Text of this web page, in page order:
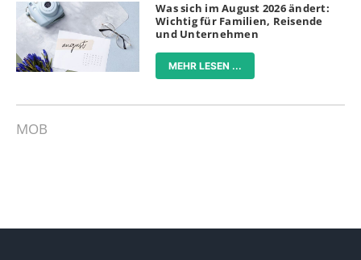
Was sich im August 2026 ändert:
Wichtig für Familien, Reisende
und Unternehmen
MEHR LESEN ...
MOB